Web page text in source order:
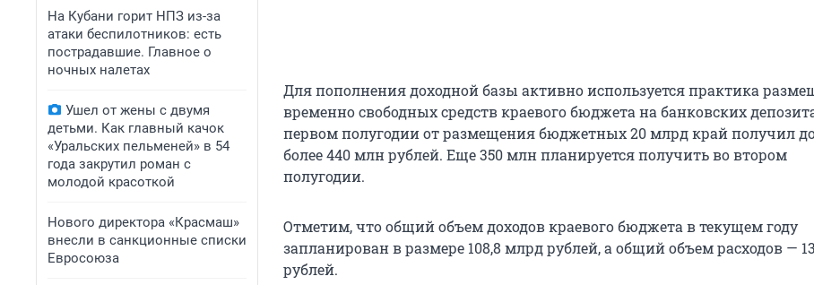
На Кубани горит НПЗ из-за
атаки беспилотников: есть
пострадавшие. Главное о
ночных налетах
Ушел от жены с двумя
детьми. Как главный качок
«Уральских пельменей» в 54
года закрутил роман с
молодой красоткой
Нового директора «Красмаш»
внесли в санкционные списки
Евросоюза
Для пополнения доходной базы активно используется практика
временно свободных средств краевого бюджета на банковских
первом полугодии от размещения бюджетных 20 млрд край получил
более 440 млн рублей. Еще 350 млн планируется получить во втором
полугодии.
Отметим, что общий объем доходов краевого бюджета в текущем году
запланирован в размере 108,8 млрд рублей, а общий объем расходов —
рублей.